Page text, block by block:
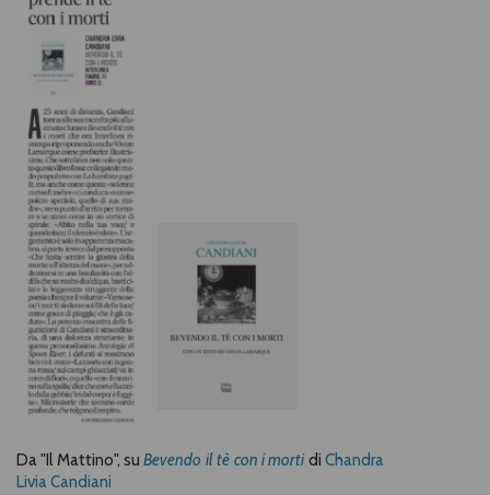
Da "Il Mattino", suBevendo il tè con i mortidiChandra
Livia Candiani